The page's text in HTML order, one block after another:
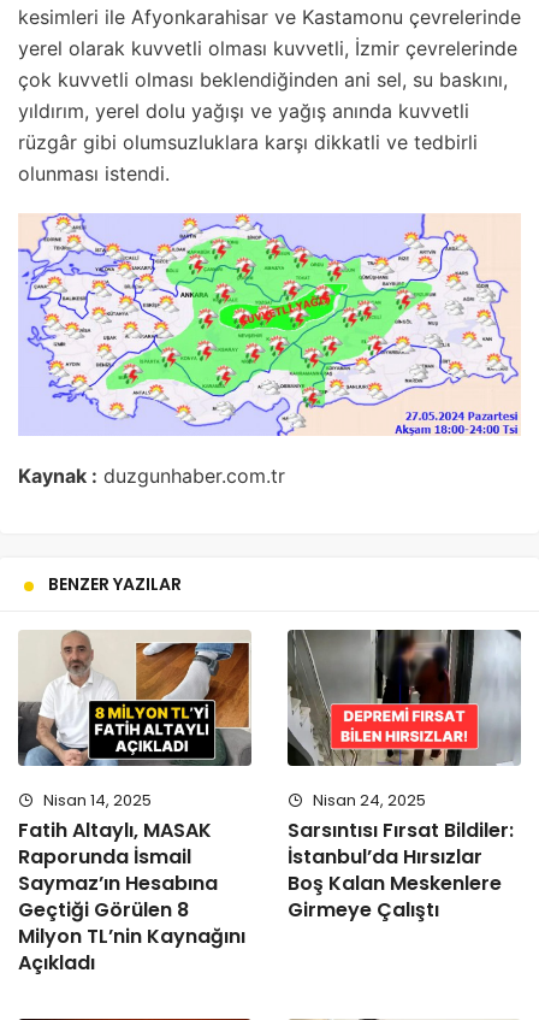
kesimleri ile Afyonkarahisar ve Kastamonu çevrelerinde
yerel olarak kuvvetli olması kuvvetli, İzmir çevrelerinde
çok kuvvetli olması beklendiğinden ani sel, su baskını,
yıldırım, yerel dolu yağışı ve yağış anında kuvvetli
rüzgâr gibi olumsuzluklara karşı dikkatli ve tedbirli
olunması istendi.
Kaynak : duzgunhaber.com.tr
BENZER YAZILAR
Nisan 14, 2025
Fatih Altaylı, MASAK
Raporunda İsmail
Saymaz’ın Hesabına
Geçtiği Görülen 8
Milyon TL’nin Kaynağını
Açıkladı
Nisan 24, 2025
Sarsıntısı Fırsat Bildiler:
İstanbul’da Hırsızlar
Boş Kalan Meskenlere
Girmeye Çalıştı